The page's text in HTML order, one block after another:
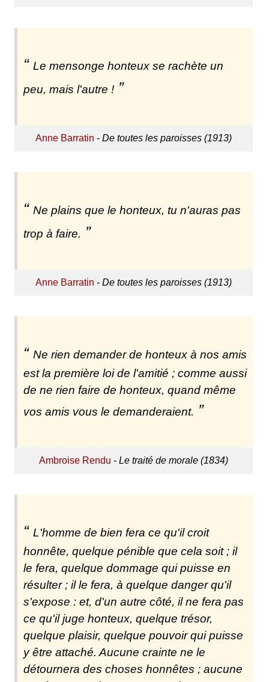
Le mensonge honteux se rachète un
peu, mais l'autre !
Anne Barratin - De toutes les paroisses (1913)
Ne plains que le honteux, tu n'auras pas
trop à faire.
Anne Barratin - De toutes les paroisses (1913)
Ne rien demander de honteux à nos amis
est la première loi de l'amitié ; comme aussi
de ne rien faire de honteux, quand même
vos amis vous le demanderaient.
Ambroise Rendu - Le traité de morale (1834)
L'homme de bien fera ce qu'il croit
honnête, quelque pénible que cela soit ; il
le fera, quelque dommage qui puisse en
résulter ; il le fera, à quelque danger qu'il
s'expose : et, d'un autre côté, il ne fera pas
ce qu'il juge honteux, quelque trésor,
quelque plaisir, quelque pouvoir qui puisse
y être attaché. Aucune crainte ne le
détournera des choses honnêtes ; aucune